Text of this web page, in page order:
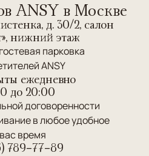
ANSY в Москве
д. 30/2, салон
нижний этаж
парковка
ANSY
ежедневно
до 20:00
договоренности
в любое удобное
время
789-77-89